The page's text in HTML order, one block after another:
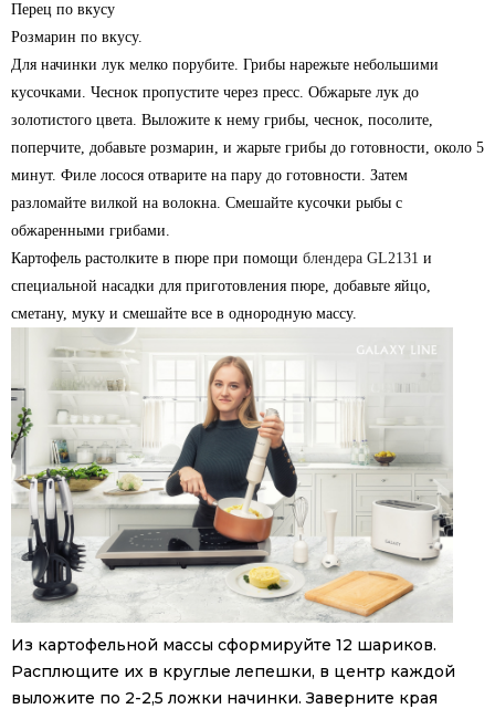
Перец по вкусу
Розмарин по вкусу.
Для начинки лук мелко порубите. Грибы нарежьте небольшими
кусочками. Чеснок пропустите через пресс. Обжарьте лук до
золотистого цвета. Выложите к нему грибы, чеснок, посолите,
поперчите, добавьте розмарин, и жарьте грибы до готовности, около 5
минут. Филе лосося отварите на пару до готовности. Затем
разломайте вилкой на волокна. Смешайте кусочки рыбы с
обжаренными грибами.
Картофель растолките в пюре при помощи блендера GL2131 и
специальной насадки для приготовления пюре, добавьте яйцо,
сметану, муку и смешайте все в однородную массу.
Из картофельной массы сформируйте 12 шариков.
Расплющите их в круглые лепешки, в центр каждой
выложите по 2-2,5 ложки начинки. Заверните края